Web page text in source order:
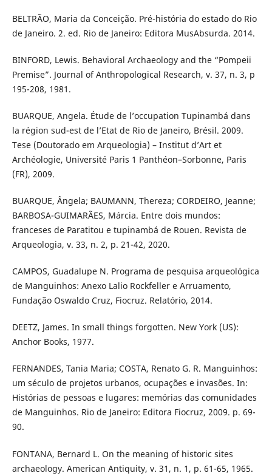
BELTRÃO, Maria da Conceição. Pré-história do estado do Rio
de Janeiro. 2. ed. Rio de Janeiro: Editora MusAbsurda. 2014.
BINFORD, Lewis. Behavioral Archaeology and the “Pompeii
Premise”. Journal of Anthropological Research, v. 37, n. 3, p
195-208, 1981.
BUARQUE, Angela. Étude de l’occupation Tupinambá dans
la région sud-est de l’Etat de Rio de Janeiro, Brésil. 2009.
Tese (Doutorado em Arqueologia) – Institut d’Art et
Archéologie, Université Paris 1 Panthéon–Sorbonne, Paris
(FR), 2009.
BUARQUE, Ângela; BAUMANN, Thereza; CORDEIRO, Jeanne;
BARBOSA-GUIMARÃES, Márcia. Entre dois mundos:
franceses de Paratitou e tupinambá de Rouen. Revista de
Arqueologia, v. 33, n. 2, p. 21-42, 2020.
CAMPOS, Guadalupe N. Programa de pesquisa arqueológica
de Manguinhos: Anexo Lalio Rockfeller e Arruamento,
Fundação Oswaldo Cruz, Fiocruz. Relatório, 2014.
DEETZ, James. In small things forgotten. New York (US):
Anchor Books, 1977.
FERNANDES, Tania Maria; COSTA, Renato G. R. Manguinhos:
um século de projetos urbanos, ocupações e invasões. In:
Histórias de pessoas e lugares: memórias das comunidades
de Manguinhos. Rio de Janeiro: Editora Fiocruz, 2009. p. 69-
90.
FONTANA, Bernard L. On the meaning of historic sites
archaeology. American Antiquity, v. 31, n. 1, p. 61-65, 1965.